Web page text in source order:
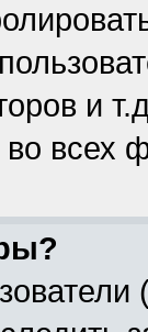
и
во всех